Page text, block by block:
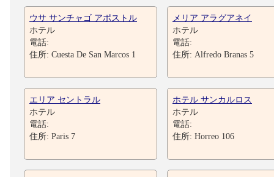
ウサ サンチャゴ アポストル
ホテル
電話:
住所: Cuesta De San Marcos 1
メリア アラグアネイ
ホテル
電話:
住所: Alfredo Branas 5
エリア セントラル
ホテル
電話:
住所: Paris 7
ホテル サンカルロス
ホテル
電話:
住所: Horreo 106